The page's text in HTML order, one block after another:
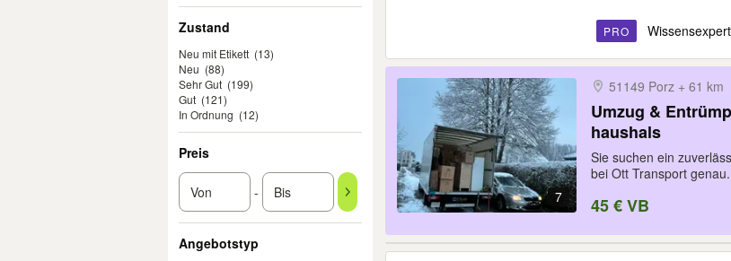
Zustand
Neu mit Etikett (13)
Neu (88)
Sehr Gut (199)
Gut (121)
In Ordnung (12)
Preis
-
Angebotstyp
PRO
7
51149 Porz + 61 km
Umzug &
haushals
Sie suchen ein
bei Ott Transport
45 € VB